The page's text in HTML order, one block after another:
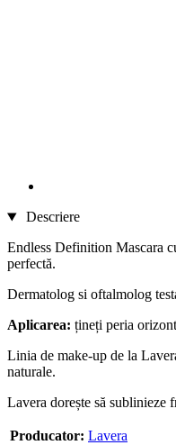
Descriere
Endless Definition Mascara
perfectă.
Dermatolog si oftalmolog
Aplicarea: țineți peria
Linia de make-up de la
naturale.
Lavera dorește să sublinieze
Producator: Lavera